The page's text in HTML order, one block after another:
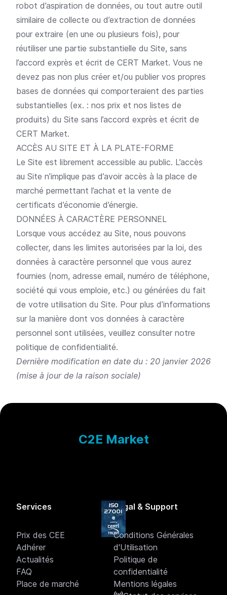
robot d’aspiration de données, ou tout autre outil
similaire de collecte ou d’extraction de données
pour extraire (en une ou plusieurs fois), pour
réutiliser une partie substantielle du Site, sans
l’accord exprès et écrit de CERT Market. Vous ne
devez pas non plus créer et/ou publier vos propres
bases de données qui comporteraient des parties
substantielles (ex. : nos prix et nos listes de
produits) du Site sans l’accord exprès et écrit de
CERT Market.
ACCÈS AU SITE ET À LA PLATE-FORME
Le Site est librement accessible au public. L’accès
au Site n’implique pas d’avoir accès à la place de
marché permettant l’achat et la vente de
certificats d’économie d’énergie.
DONNÉES À CARACTÈRE PERSONNEL
Lorsque vous accédez au Site, nous pouvons
collecter, dans les limites autorisées par la loi, des
données à caractère personnel que vous aurez
fournies (nom, adresse email, numéro de téléphone,
société qui vous emploie, etc.) ou générées du fait
de votre utilisation du Site. Pour plus d’informations
sur la manière dont vos données à caractère
personnel sont utilisées, veuillez consulter notre
politique de confidentialité.
Dernière modification en date du : 20 janvier 2026
(mise à jour de la raison sociale)
C2E Market
Services
Prix des CEE
Adhérer
Actualités
FAQ
Place de marché
Légal & Support
Conditions Générales
d'Utilisation
Politique de
confidentialité
Mentions légales